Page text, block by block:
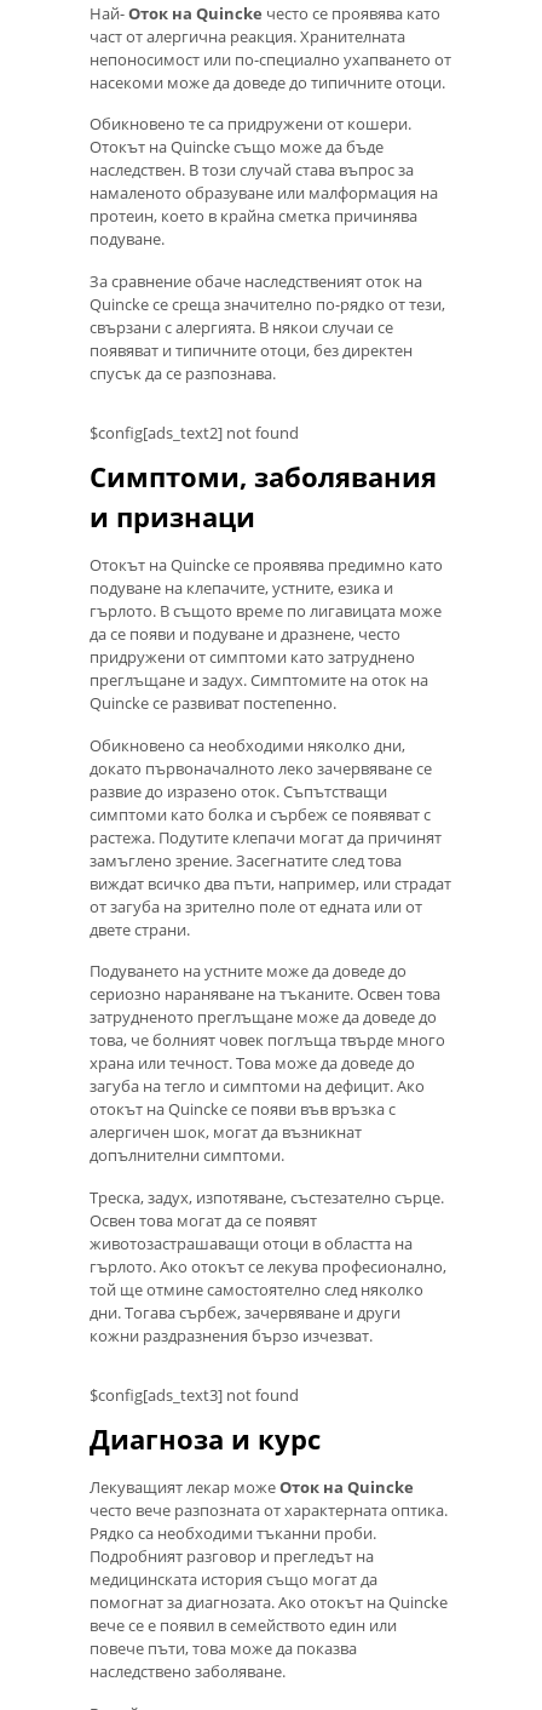
Най-Оток на Quincke често се проявява като
част от алергична реакция. Хранителната
непоносимост или по-специално ухапването от
насекоми може да доведе до типичните отоци.
Обикновено те са придружени от кошери.
Отокът на Quincke също може да бъде
наследствен. В този случай става въпрос за
намаленото образуване или малформация на
протеин, което в крайна сметка причинява
подуване.
За сравнение обаче наследственият оток на
Quincke се среща значително по-рядко от тези,
свързани с алергията. В някои случаи се
появяват и типичните отоци, без директен
спусък да се разпознава.
$config[ads_text2] not found
Симптоми, заболявания
и признаци
Отокът на Quincke се проявява предимно като
подуване на клепачите, устните, езика и
гърлото. В същото време по лигавицата може
да се появи и подуване и дразнене, често
придружени от симптоми като затруднено
преглъщане и задух. Симптомите на оток на
Quincke се развиват постепенно.
Обикновено са необходими няколко дни,
докато първоначалното леко зачервяване се
развие до изразено оток. Съпътстващи
симптоми като болка и сърбеж се появяват с
растежа. Подутите клепачи могат да причинят
замъглено зрение. Засегнатите след това
виждат всичко два пъти, например, или страдат
от загуба на зрително поле от едната или от
двете страни.
Подуването на устните може да доведе до
сериозно нараняване на тъканите. Освен това
затрудненото преглъщане може да доведе до
това, че болният човек поглъща твърде много
храна или течност. Това може да доведе до
загуба на тегло и симптоми на дефицит. Ако
отокът на Quincke се появи във връзка с
алергичен шок, могат да възникнат
допълнителни симптоми.
Треска, задух, изпотяване, състезателно сърце.
Освен това могат да се появят
животозастрашаващи отоци в областта на
гърлото. Ако отокът се лекува професионално,
той ще отмине самостоятелно след няколко
дни. Тогава сърбеж, зачервяване и други
кожни раздразнения бързо изчезват.
$config[ads_text3] not found
Диагноза и курс
Лекуващият лекар можеОток на Quincke
често вече разпозната от характерната оптика.
Рядко са необходими тъканни проби.
Подробният разговор и прегледът на
медицинската история също могат да
помогнат за диагнозата. Ако отокът на Quincke
вече се е появил в семейството един или
повече пъти, това може да показва
наследствено заболяване.